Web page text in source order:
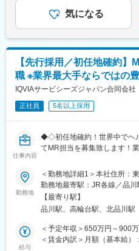
【業務内容】
大手製薬会社などを中心とし
配属です。担当エリアの医療
医師、薬剤師に課題解決する
報の収集を行っていただきま
《具体的には...》
■新薬のプロモーション
■長期収載品の市場拡大
ェクトが出るまで保留）とな
ご認識の程よろしくお願いし
変更の範囲：会社の定める業
※プロジェクトマネージャー
活動についてフォローを受
し、素早くフォローができる
■組織：約600名のコントラ
じめ、役員クラスが元MR出
就業について力を入れている
■特徴：
(1)充実した教育体制：
・製品研修（約2週間～2ヶ
エンテーション後に配属先
他、横断研修、eラーニング
・オンコロジー専門MR育成
しています。
(2)プロジェクトマネジメント
スーパーバイザーが日々の
や面談のほか、必要に応じて
として結果を出せるように万
(3)豊富なプロジェクト数、
業他社と比較しても、多くの
す。※その他の手当は「待遇
給：年1回★頑張りに応じて
年収をUPできます。（年2回
の金額であり、選考を通じて
額)は固定手当を含めた表記
気になる
【先行採用／初任地確約】
職 ※業界最大手ならではの
IQVIAサービシーズジャパン合同会社
正社員 5名以上採用
仕事内容
◆◇初任地確約！世界中でヘ
てMR担当を募集致します！
■具体的な業務詳細
国内トップクラスのプロジ
て、医薬品PJなどを中心に
いただきます。
・担当エリアの訪問医療施
の訪問計画作成、担当医療
勤務地
＜勤務地詳細1＞本社住所：
勤務地最寄駅：JR各線／品
務地詳細2＞全国住所：全国
えください。 受動喫煙対策
【最寄り駅】
品川駅、高輪台駅、北品川駅
給与
＜予定年収＞650万円～900
＜賃金内訳＞月額（基本給